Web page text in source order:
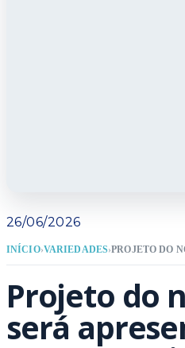
26/06/2026
INÍCIO›VARIEDADES›
Projeto do
será